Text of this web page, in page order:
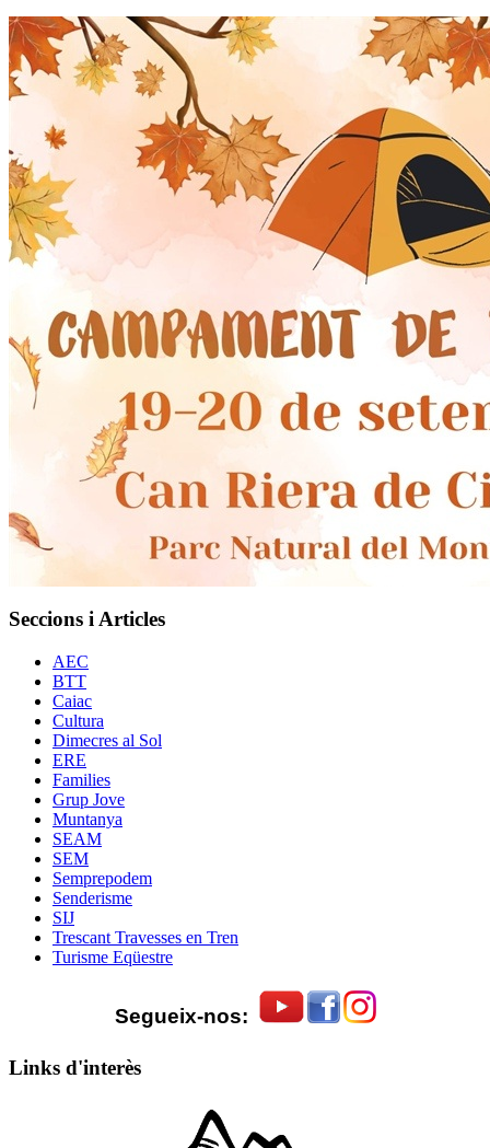
Seccions i Articles
AEC
BTT
Caiac
Cultura
Dimecres al Sol
ERE
Families
Grup Jove
Muntanya
SEAM
SEM
Semprepodem
Senderisme
SIJ
Trescant Travesses en Tren
Turisme Eqüestre
Segueix-nos:
Links d'interès